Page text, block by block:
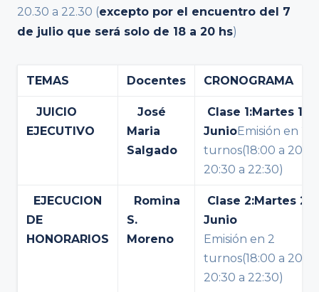
20.30 a 22.30 (excepto por el encuentro del 7
de julio que será solo de 18 a 20 hs)
TEMAS Docentes CRONOGRAMA
JUICIO
EJECUTIVO
José
Maria
Salgado
Clase 1:Martes 16
JunioEmisión en 2
turnos(18:00 a
20:30 a 22:30)
EJECUCION
DE
HONORARIOS
Romina
S.
Moreno
Clase 2:Martes 23
Junio
Emisión en 2
turnos(18:00 a
20:30 a 22:30)